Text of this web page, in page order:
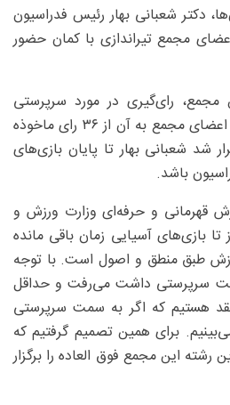
دکتر شعبانی بهار رئیس فدراسیون
مجمع تیراندازی با کمان حضور
رای‌گیری در مورد سرپرستی
غلامرضا شعبانی‌بهار بود که اعضای مجمع به آن از ۳۶ رای ماخوذه
شد شعبانی بهار تا پایان بازی‌های
باشد.
قهرمانی و حرفه‌ای وزارت ورزش و
اظهار داشت: ۱۲۰ روز تا بازی‌های آسیایی زمان باقی مانده
طبق منطق و اصول است. با توجه
سرپرستی داشت می‌رفت و حداقل
هستیم که اگر به سمت سرپرستی
برای همین تصمیم گرفتیم که
رشته این مجمع فوق العاده را برگزار